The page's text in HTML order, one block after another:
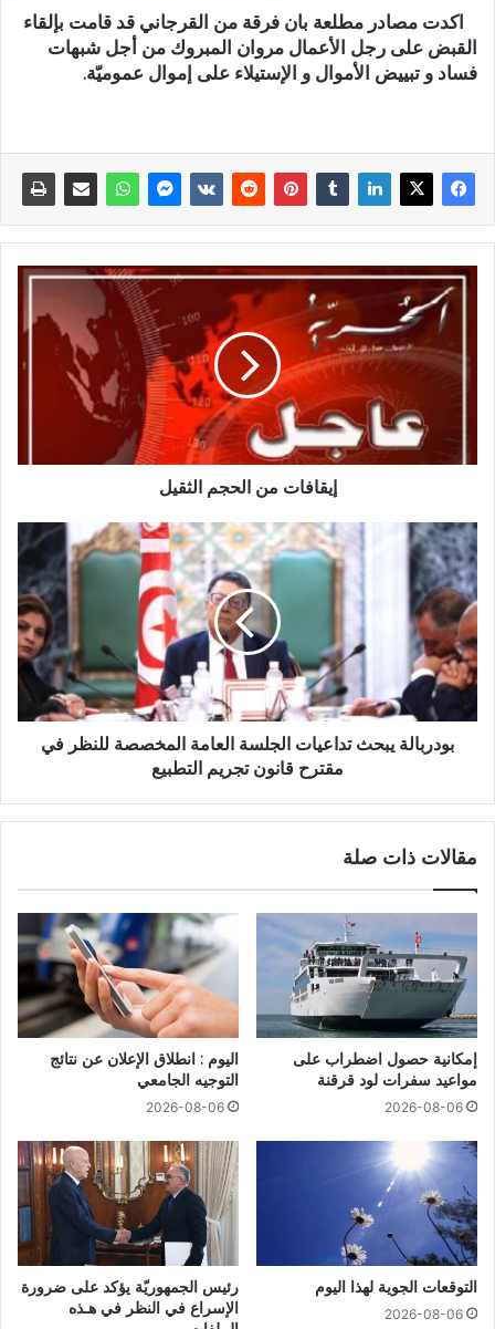
اكدت مصادر مطلعة بان فرقة من القرجاني قد قامت بإلقاء
القبض على رجل الأعمال مروان المبروك من أجل شبهات
فساد و تبييض الأموال و الإستيلاء على إموال عموميّة.
إيقافات من الحجم الثقيل
بودربالة يبحث تداعيات الجلسة العامة المخصصة للنظر في
مقترح قانون تجريم التطبيع
مقالات ذات صلة
إمكانية حصول اضطراب على
مواعيد سفرات لود قرقنة
2026-08-06
اليوم : انطلاق الإعلان عن نتائج
التوجيه الجامعي
2026-08-06
التوقعات الجوية لهذا اليوم
2026-08-06
رئيس الجمهوريّة يؤكد على ضرورة
الإسراع في النظر في هـذه